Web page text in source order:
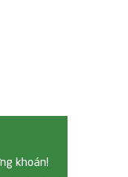
khoán!